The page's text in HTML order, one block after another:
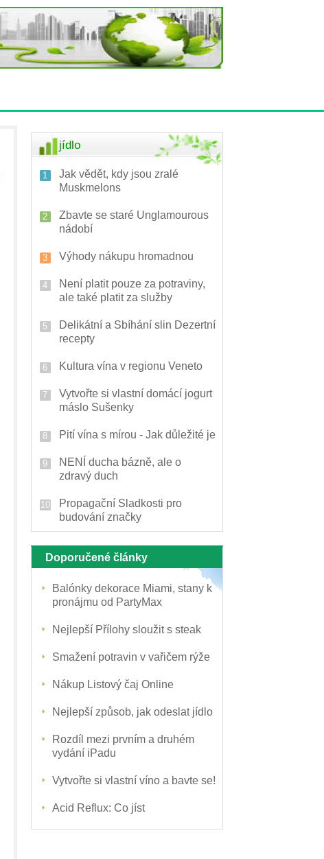
jídlo
Jak vědět, kdy jsou zralé
Muskmelons
Zbavte se staré Unglamourous
nádobí
Výhody nákupu hromadnou
Není platit pouze za potraviny,
ale také platit za služby
Delikátní a Sbíhání slin Dezertní
recepty
Kultura vína v regionu Veneto
Vytvořte si vlastní domácí jogurt
máslo Sušenky
Pití vína s mírou - Jak důležité je
NENÍ ducha bázně, ale o
zdravý duch
Propagační Sladkosti pro
budování značky
Doporučené články
Balónky dekorace Miami, stany k
pronájmu od PartyMax
Nejlepší Přílohy sloužit s steak
Smažení potravin v vařičem rýže
Nákup Listový čaj Online
Nejlepší způsob, jak odeslat jídlo
Rozdíl mezi prvním a druhém
vydání iPadu
Vytvořte si vlastní víno a bavte se!
Acid Reflux: Co jíst